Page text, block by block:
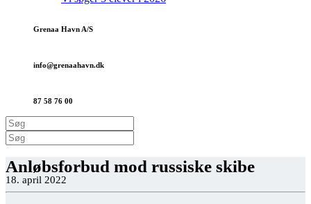
Grenaa Havn A/S
info@grenaa­havn.dk
87 58 76 00
Anløbsforbud mod russiske skibe
18. april 2022